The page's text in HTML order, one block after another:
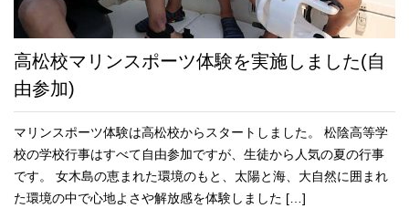
高松校マリンスポーツ体験を実施しました(自
由参加)
マリンスポーツ体験は高松校からスタートしました。 松陰高等学
校の学校行事はすべて自由参加ですが、生徒から人気の夏の行事
です。 女木島の恵まれた環境のもと、太陽と海、大自然に囲まれ
た環境の中で心地よさや解放感を体験しました […]